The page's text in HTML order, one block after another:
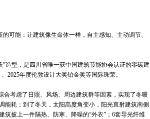
可能：让建筑像生命体一样，自主感知、主动调节、
造型，是四川省唯一获中国建筑节能协会认证的零碳建
2025年度伦敦设计大奖铂金奖等国际殊荣。
考虑了日照、风场、周边建筑群等因素，实现了冬暖
耗；到了冬天，太阳高度角变小，阳光直射建筑南侧
披上一件隔热、防寒、降噪的“外衣”；6套导光纤维